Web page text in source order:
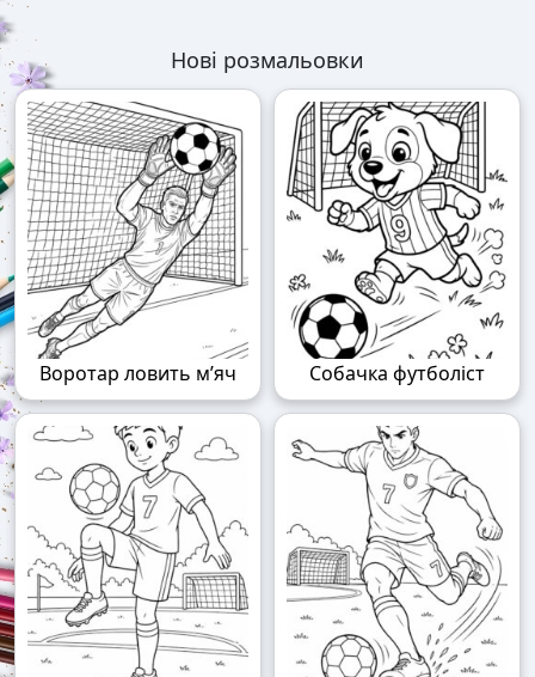
Нові розмальовки
Воротар ловить м’яч Собачка футболіст